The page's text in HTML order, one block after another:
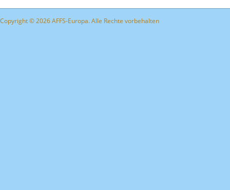
Copyright © 2026 AFFS-Europa. Alle Rechte vorbehalten